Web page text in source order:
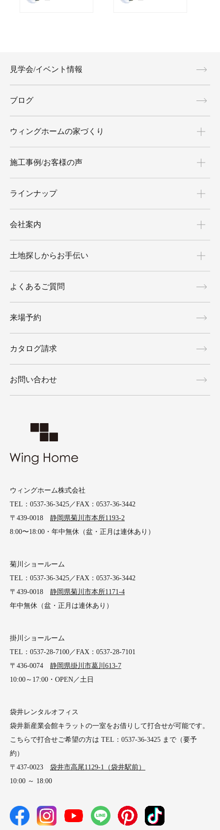
ウィングホーム株式会社
TEL：0537-36-3425／FAX：0537-36-3442
〒439-0018 静岡県菊川市本所1193-2
8:00〜18:00・年中無休（盆・正月は連休あり）
菊川ショールーム
TEL：0537-36-3425／FAX：0537-36-3442
〒439-0018 静岡県菊川市本所1171-4
年中無休（盆・正月は連休あり）
掛川ショールーム
TEL：0537-28-7100／FAX：0537-28-7101
〒436-0074 静岡県掛川市葛川613-7
10:00～17:00・OPEN／土日
袋井レンタルオフィス
袋井新産業会館キラットの一室をお借りして打合せが可能です。
こちらで打合せご希望の方は TEL：0537-36-3425 まで（要予
約）
〒437-0023 袋井市高尾1129-1（袋井駅前）
10:00 ～ 18:00
見学会/イベント情報
ブログ
ウィングホームの家づくり
施工事例/お客様の声
ラインナップ
会社案内
土地探しからお手伝い
よくあるご質問
来場予約
カタログ請求
お問い合わせ